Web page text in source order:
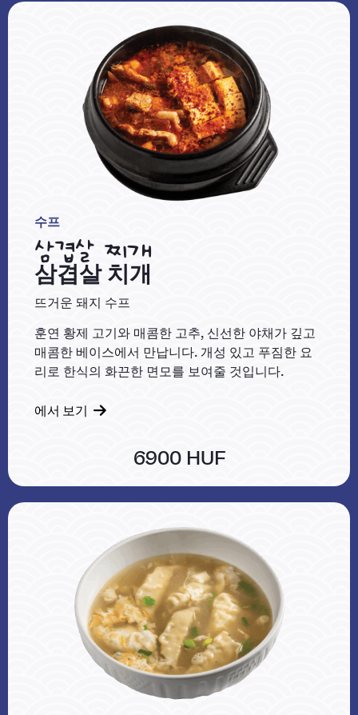
수프
삼겹살 찌개
삼겹살 치개
뜨거운 돼지 수프
훈연 황제 고기와 매콤한 고추, 신선한 야채가 깊고
매콤한 베이스에서 만납니다. 개성 있고 푸짐한 요
리로 한식의 화끈한 면모를 보여줄 것입니다.
에서 보기
6900 HUF